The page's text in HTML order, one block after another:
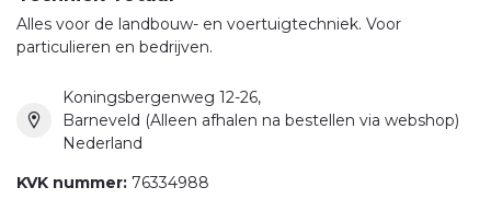
Alles voor de landbouw- en voertuigtechniek. Voor
particulieren en bedrijven.
Koningsbergenweg 12-26,
Barneveld (Alleen afhalen na bestellen via webshop)
Nederland
KVK nummer: 76334988